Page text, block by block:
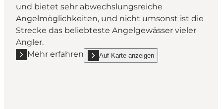
und bietet sehr abwechslungsreiche
Angelmöglichkeiten, und nicht umsonst ist die
Strecke das beliebteste Angelgewässer vieler
Angler.
Mehr erfahren
Mehr erfahren "Fischerei, Gels Å"
Auf Karte anzeigen
show Fischerei, Gels Å on_map